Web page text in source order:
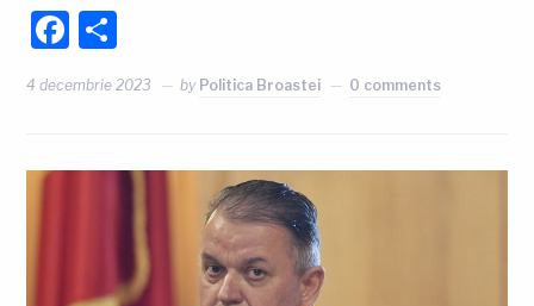
Facebook
4 decembrie 2023 by Politica Broastei 0 comments